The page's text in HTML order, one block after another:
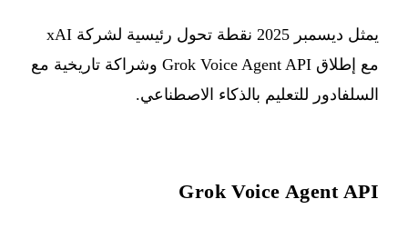
يمثل ديسمبر 2025 نقطة تحول رئيسية لشركة xAI
مع إطلاق Grok Voice Agent API وشراكة تاريخية مع
السلفادور للتعليم بالذكاء الاصطناعي.
Grok Voice Agent API